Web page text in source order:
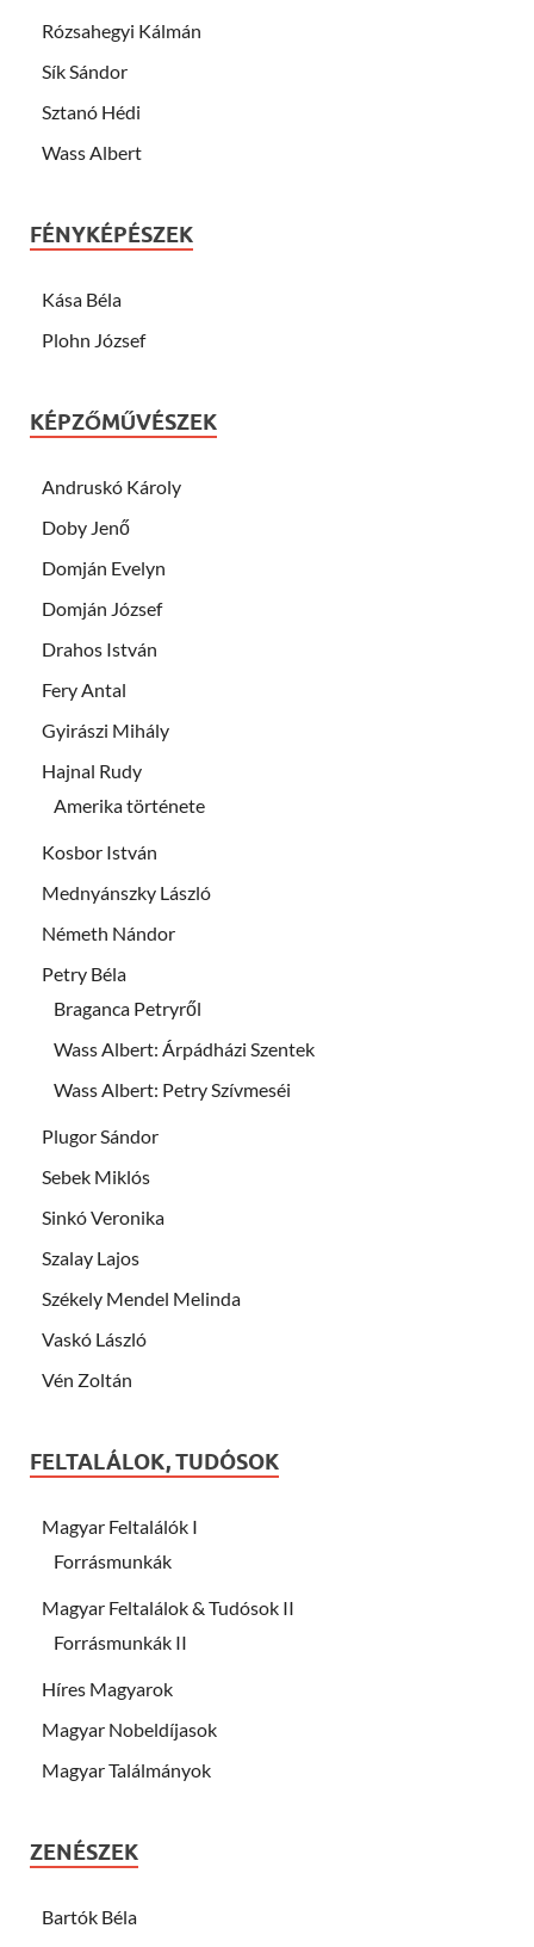
Rózsahegyi Kálmán
Sík Sándor
Sztanó Hédi
Wass Albert
FÉNYKÉPÉSZEK
Kása Béla
Plohn József
KÉPZŐMŰVÉSZEK
Andruskó Károly
Doby Jenő
Domján Evelyn
Domján József
Drahos István
Fery Antal
Gyirászi Mihály
Hajnal Rudy
Amerika története
Kosbor István
Mednyánszky László
Németh Nándor
Petry Béla
Braganca Petryről
Wass Albert: Árpádházi Szentek
Wass Albert: Petry Szívmeséi
Plugor Sándor
Sebek Miklós
Sinkó Veronika
Szalay Lajos
Székely Mendel Melinda
Vaskó László
Vén Zoltán
FELTALÁLOK, TUDÓSOK
Magyar Feltalálók I
Forrásmunkák
Magyar Feltalálok & Tudósok II
Forrásmunkák II
Híres Magyarok
Magyar Nobeldíjasok
Magyar Találmányok
ZENÉSZEK
Bartók Béla